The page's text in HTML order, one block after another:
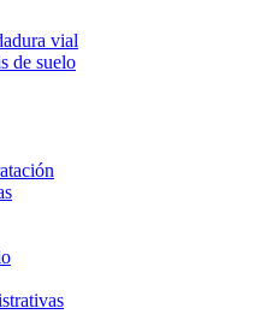
vial
de suelo